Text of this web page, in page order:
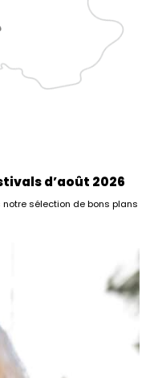
d’août 2026
sélection de bons plans